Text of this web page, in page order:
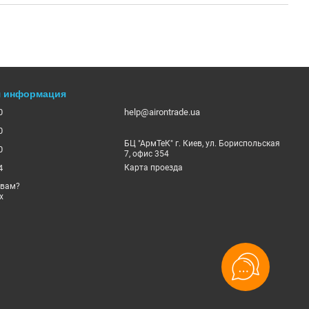
информация
help@airontrade.ua
БЦ "АрмТеК" г. Киев, ул. Бориспольская
7, офис 354
Карта проезда